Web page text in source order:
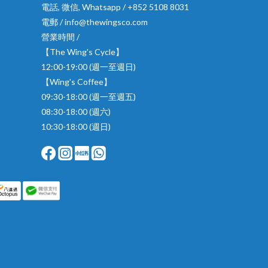
電話, 微信, Whatsapp / +852 5108 8031
電郵 / info@thewingsco.com
營業時間 /
【The Wing's Cycle】
12:00-19:00 (週一至週日)
【Wing's Coffee】
09:30-18:00 (週一至週五)
08:30-18:00 (週六)
10:30-18:00 (週日)